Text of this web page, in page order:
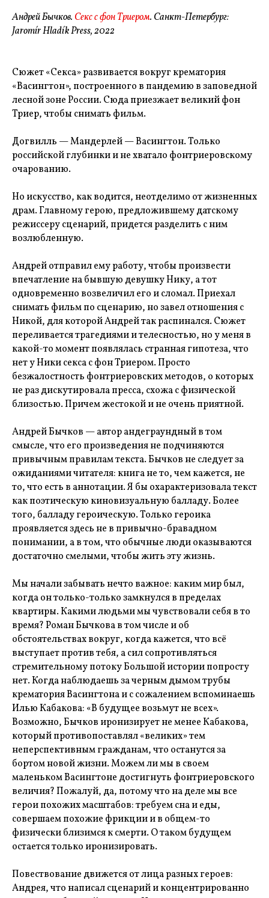
Андрей Бычков. Секс с фон Триером. Санкт-Петербург:
Jaromír Hladík Press, 2022
Сюжет «Секса» развивается вокруг крематория
«Васингтон», построенного в пандемию в заповедной
лесной зоне России. Сюда приезжает великий фон
Триер, чтобы снимать фильм.
Догвилль — Мандерлей — Васингтон. Только
российской глубинки и не хватало фонтриеровскому
очарованию.
Но искусство, как водится, неотделимо от жизненных
драм. Главному герою, предложившему датскому
режиссеру сценарий, придется разделить с ним
возлюбленную.
Андрей отправил ему работу, чтобы произвести
впечатление на бывшую девушку Нику, а тот
одновременно возвеличил его и сломал. Приехал
снимать фильм по сценарию, но завел отношения с
Никой, для которой Андрей так распинался. Сюжет
переливается трагедиями и телесностью, но у меня в
какой-то момент появлялась странная гипотеза, что
нет у Ники секса с фон Триером. Просто
безжалостность фонтриеровских методов, о которых
не раз дискутировала пресса, схожа с физической
близостью. Причем жестокой и не очень приятной.
Андрей Бычков — автор андеграундный в том
смысле, что его произведения не подчиняются
привычным правилам текста. Бычков не следует за
ожиданиями читателя: книга не то, чем кажется, не
то, что есть в аннотации. Я бы охарактеризовала текст
как поэтическую киновизуальную балладу. Более
того, балладу героическую. Только героика
проявляется здесь не в привычно-бравадном
понимании, а в том, что обычные люди оказываются
достаточно смелыми, чтобы жить эту жизнь.
Мы начали забывать нечто важное: каким мир был,
когда он только-только замкнулся в пределах
квартиры. Какими людьми мы чувствовали себя в то
время? Роман Бычкова в том числе и об
обстоятельствах вокруг, когда кажется, что всё
выступает против тебя, а сил сопротивляться
стремительному потоку Большой истории попросту
нет. Когда наблюдаешь за черным дымом трубы
крематория Васингтона и с сожалением вспоминаешь
Илью Кабакова: «В будущее возьмут не всех».
Возможно, Бычков иронизирует не менее Кабакова,
который противопоставлял «великих» тем
неперспективным гражданам, что останутся за
бортом новой жизни. Можем ли мы в своем
маленьком Васингтоне достигнуть фонтриеровского
величия? Пожалуй, да, потому что на деле мы все
герои похожих масштабов: требуем сна и еды,
совершаем похожие фрикции и в общем-то
физически близимся к смерти. О таком будущем
остается только иронизировать.
Повествование движется от лица разных героев:
Андрея, что написал сценарий и концентрированно